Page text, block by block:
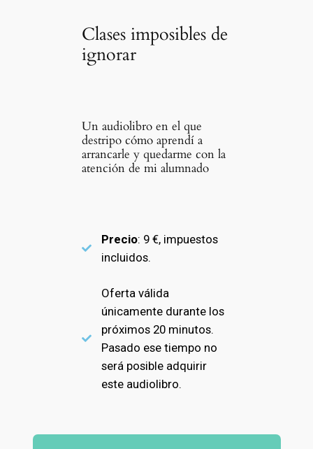
Clases imposibles de
ignorar
Un audiolibro en el que
destripo cómo aprendí a
arrancarle y quedarme con la
atención de mi alumnado
Precio: 9 €, impuestos
incluidos.
Oferta válida
únicamente durante los
próximos 20 minutos.
Pasado ese tiempo no
será posible adquirir
este audiolibro.